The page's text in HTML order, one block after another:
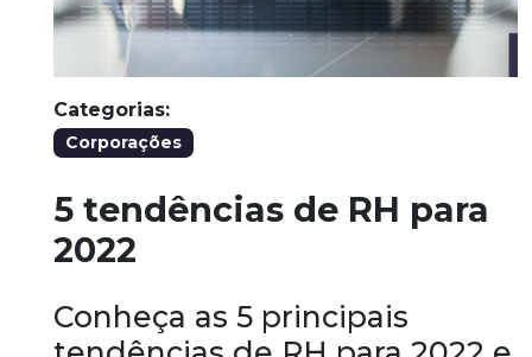
Categorias:
Corporações
5 tendências de RH para
2022
Conheça as 5 principais